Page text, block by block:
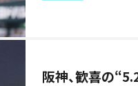
阪神、歓喜の